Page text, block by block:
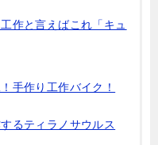
作と言えばこれ「キュ
手作り工作バイク！
るティラノサウルス